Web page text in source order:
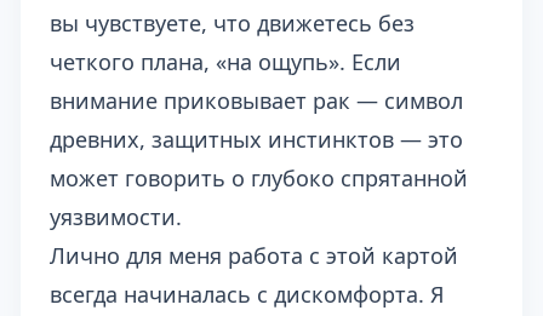
вы чувствуете, что движетесь без
четкого плана, «на ощупь». Если
внимание приковывает рак — символ
древних, защитных инстинктов — это
может говорить о глубоко спрятанной
уязвимости.
Лично для меня работа с этой картой
всегда начиналась с дискомфорта. Я